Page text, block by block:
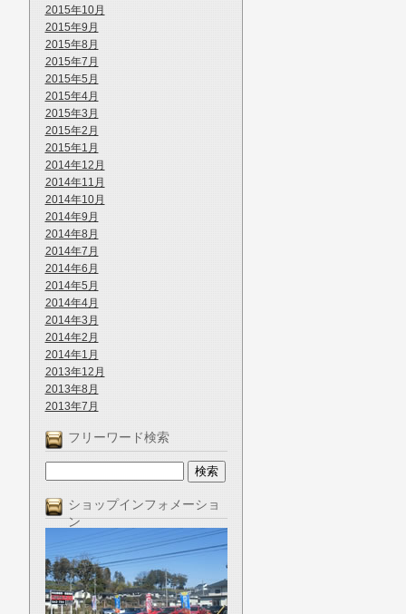
2015年10月
2015年9月
2015年8月
2015年7月
2015年5月
2015年4月
2015年3月
2015年2月
2015年1月
2014年12月
2014年11月
2014年10月
2014年9月
2014年8月
2014年7月
2014年6月
2014年5月
2014年4月
2014年3月
2014年2月
2014年1月
2013年12月
2013年8月
2013年7月
フリーワード検索
ショップインフォメーショ
ン